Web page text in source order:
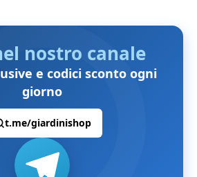
nostro canale
e codici sconto ogni
giorno
t.me/giardinishop